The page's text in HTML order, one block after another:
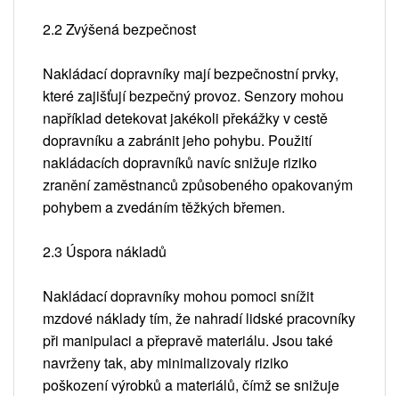
2.2 Zvýšená bezpečnost
Nakládací dopravníky mají bezpečnostní prvky,
které zajišťují bezpečný provoz. Senzory mohou
například detekovat jakékoli překážky v cestě
dopravníku a zabránit jeho pohybu. Použití
nakládacích dopravníků navíc snižuje riziko
zranění zaměstnanců způsobeného opakovaným
pohybem a zvedáním těžkých břemen.
2.3 Úspora nákladů
Nakládací dopravníky mohou pomoci snížit
mzdové náklady tím, že nahradí lidské pracovníky
při manipulaci a přepravě materiálu. Jsou také
navrženy tak, aby minimalizovaly riziko
poškození výrobků a materiálů, čímž se snižuje